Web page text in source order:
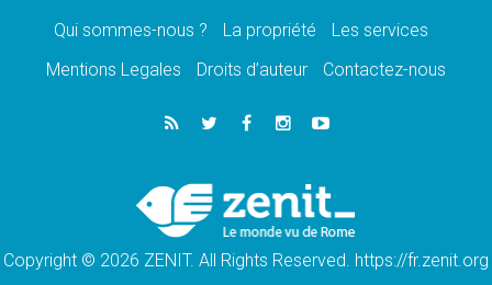
une signature»
Le programme du voyage apostolique du
07.08.2026
1ère Conférence continentale sur l'éducation
Un logo symbolique pour la venue du Pape
en France
Qui sommes-nous ? La propriété
Les services
Mentions Legales
Droits d’auteur Contactez-nous
Copyright © 2026 ZENIT. All Rights Reserved. https://fr.zenit.org